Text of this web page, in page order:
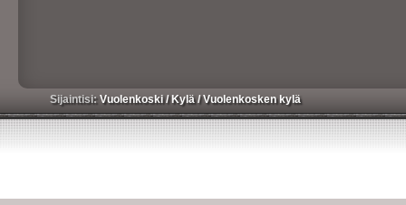
Sijaintisi:Vuolenkoski/ Kylä/Vuolenkosken kylä